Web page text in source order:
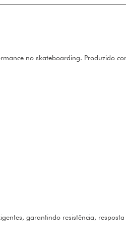
no skateboarding. Produzido
garantindo resistência,